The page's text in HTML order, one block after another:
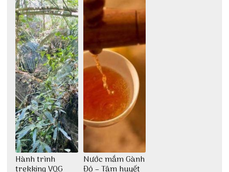
Hành trình
trekking VQG
Nước mắm Gành
Đỏ – Tâm huyết